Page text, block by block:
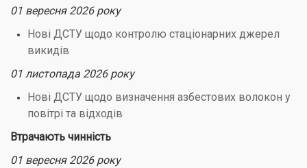
01 вересня 2026 року
Нові ДСТУ щодо контролю стаціонарних джерел
викидів
01 листопада 2026 року
Нові ДСТУ щодо визначення азбестових волокон у
повітрі та відходів
Втрачають чинність
01 вересня 2026 року